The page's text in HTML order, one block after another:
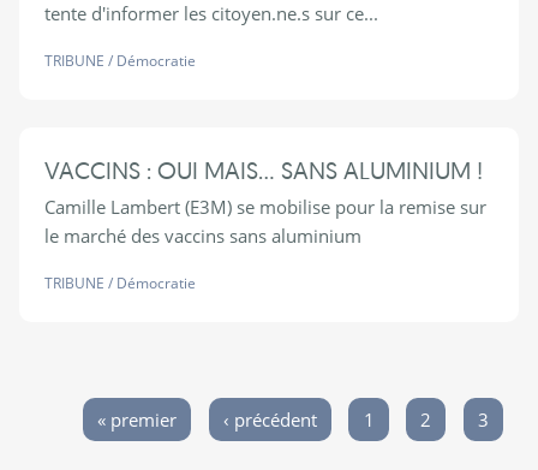
tente d'informer les citoyen.ne.s sur ce...
TRIBUNE / Démocratie
VACCINS : OUI MAIS… SANS ALUMINIUM !
Camille Lambert (E3M) se mobilise pour la remise sur
le marché des vaccins sans aluminium
TRIBUNE / Démocratie
Pages« premier ‹ précédent 1 2 3